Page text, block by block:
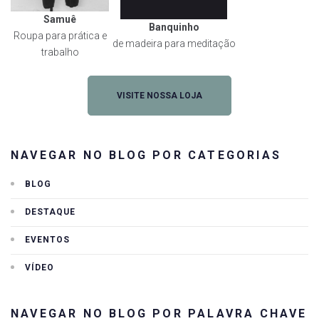
Samuê
Roupa para prática e
trabalho
Banquinho
de madeira para meditação
VISITE NOSSA LOJA
NAVEGAR NO BLOG POR CATEGORIAS
BLOG
DESTAQUE
EVENTOS
VÍDEO
NAVEGAR NO BLOG POR PALAVRA CHAVE